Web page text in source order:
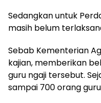
Sedangkan untuk
masih belum
Sebab Kementerian
kajian, memberikan
guru ngaji tersebut.
sampai 700 orang